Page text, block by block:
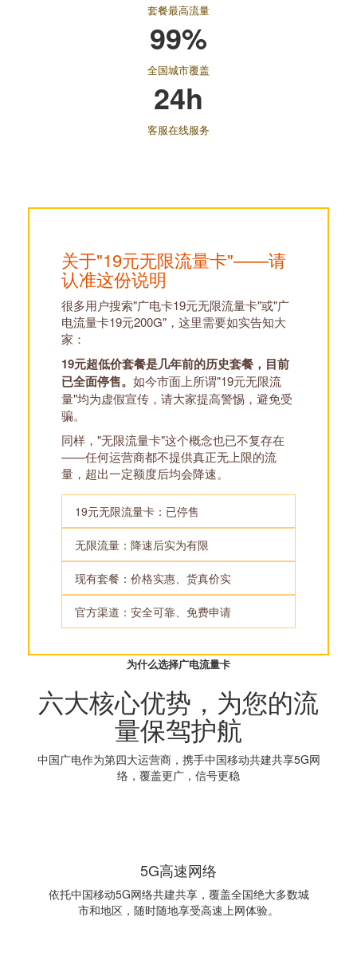
套餐最高流量
99%
全国城市覆盖
24h
客服在线服务
关于"19元无限流量卡"——请
认准这份说明
很多用户搜索"广电卡19元无限流量卡"或"广
电流量卡19元200G"，这里需要如实告知大
家：
19元超低价套餐是几年前的历史套餐，目前
已全面停售。 如今市面上所谓"19元无限流
量"均为虚假宣传，请大家提高警惕，避免受
骗。
同样，"无限流量卡"这个概念也已不复存在
——任何运营商都不提供真正无上限的流
量，超出一定额度后均会降速。
19元无限流量卡：已停售
无限流量：降速后实为有限
现有套餐：价格实惠、货真价实
官方渠道：安全可靠、免费申请
为什么选择广电流量卡
六大核心优势，为您的流
量保驾护航
中国广电作为第四大运营商，携手中国移动共建共享5G网
络，覆盖更广，信号更稳
5G高速网络
依托中国移动5G网络共建共享，覆盖全国绝大多数城
市和地区，随时随地享受高速上网体验。